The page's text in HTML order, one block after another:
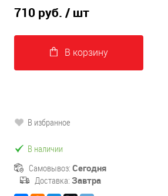
710 руб. / шт
В корзину
В избранное
В наличии
Самовывоз: Сегодня
Доставка: Завтра